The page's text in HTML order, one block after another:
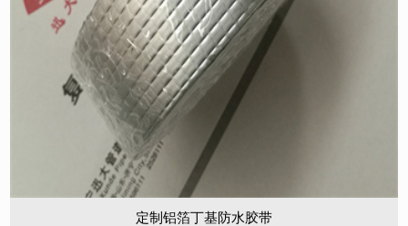
定制铝箔丁基防水胶带